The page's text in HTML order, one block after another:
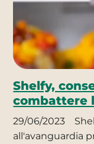
Shelfy,
combattere
29/06/2023
all'avanguardia